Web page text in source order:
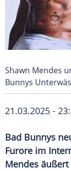
Shawn Mendes
Bunnys
21.03.2025 -
Bad Bunnys
Furore im
Mendes